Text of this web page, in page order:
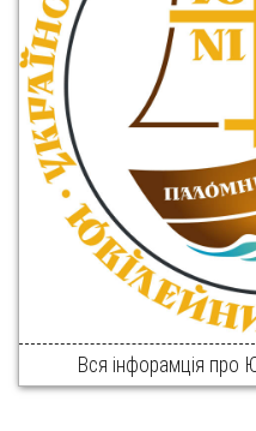
Вся інфорамція про